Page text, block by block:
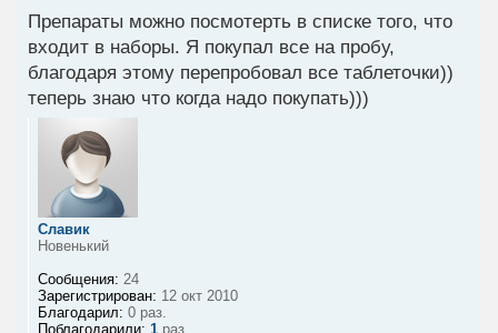
Препараты можно посмотерть в списке того, что
входит в наборы. Я покупал все на пробу,
благодаря этому перепробовал все таблеточки))
теперь знаю что когда надо покупать)))
Славик
Новенький
Сообщения: 24
Зарегистрирован: 12 окт 2010
Благодарил: 0 раз.
Поблагодарили: 1 раз.